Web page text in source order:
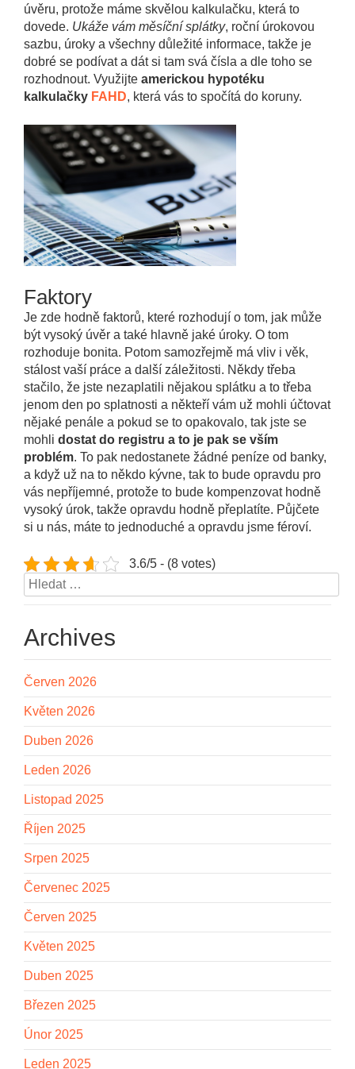
úvěru, protože máme skvělou kalkulačku, která to
dovede. Ukáže vám měsíční splátky, roční úrokovou
sazbu, úroky a všechny důležité informace, takže je
dobré se podívat a dát si tam svá čísla a dle toho se
rozhodnout. Využijte americkou hypotéku
kalkulačky FAHD, která vás to spočítá do koruny.
Faktory
Je zde hodně faktorů, které rozhodují o tom, jak může
být vysoký úvěr a také hlavně jaké úroky. O tom
rozhoduje bonita. Potom samozřejmě má vliv i věk,
stálost vaší práce a další záležitosti. Někdy třeba
stačilo, že jste nezaplatili nějakou splátku a to třeba
jenom den po splatnosti a někteří vám už mohli účtovat
nějaké penále a pokud se to opakovalo, tak jste se
mohli dostat do registru a to je pak se vším
problém. To pak nedostanete žádné peníze od banky,
a když už na to někdo kývne, tak to bude opravdu pro
vás nepříjemné, protože to bude kompenzovat hodně
vysoký úrok, takže opravdu hodně přeplatíte. Půjčete
si u nás, máte to jednoduché a opravdu jsme féroví.
3.6/5 - (8 votes)
Vyhledávání
Archives
Červen 2026
Květen 2026
Duben 2026
Leden 2026
Listopad 2025
Říjen 2025
Srpen 2025
Červenec 2025
Červen 2025
Květen 2025
Duben 2025
Březen 2025
Únor 2025
Leden 2025